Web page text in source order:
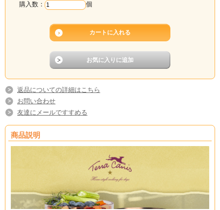
購入数： 個
返品についての詳細はこちら
お問い合わせ
友達にメールですすめる
商品説明